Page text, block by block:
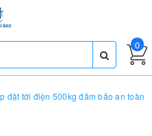
0
đặt tời điện 500kg đảm bảo an toàn